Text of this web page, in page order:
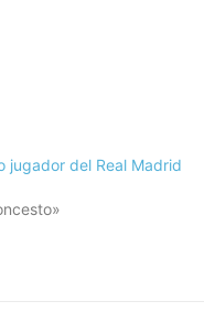
jugador del Real Madrid